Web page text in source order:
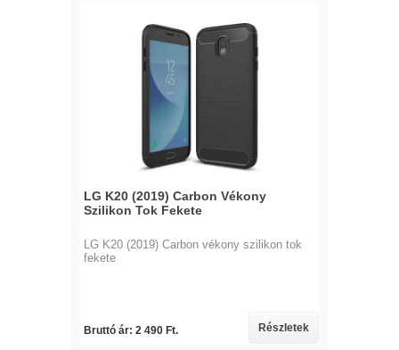
LG K20 (2019) Carbon Vékony
Szilikon Tok Fekete
LG K20 (2019) Carbon vékony szilikon tok
fekete
Bruttó ár: 2 490 Ft. Részletek